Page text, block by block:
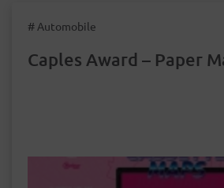
# Automobile
Caples Award – Paper